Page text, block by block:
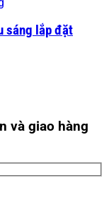
sáng lắp đặt
và giao hàng